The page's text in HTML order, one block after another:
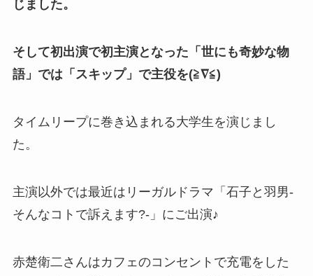
じました。
そして初出演で初主演となった「世にも奇妙な物
語」では「スキップ」で主役を(≧∇≦)
タイムリープに巻き込まれる大学生を演じまし
た。
主演以外では最近はリーガルドラマ「石子と羽男-
そんなコトで訴えます?-」にご出演♪
赤楚衛二さんはカフェのコンセントで充電をした